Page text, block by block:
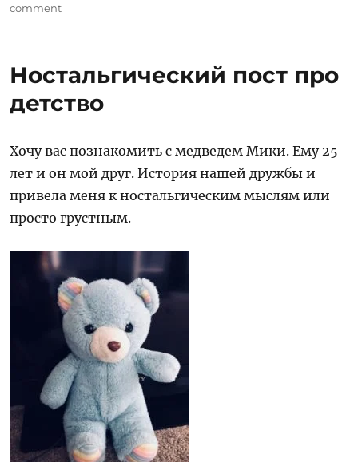
commenton
–
обзор
Ностальгический пост про
детство
Хочу вас познакомить с медведем Мики. Ему 25
лет и он мой друг. История нашей дружбы и
привела меня к ностальгическим мыслям или
просто грустным.